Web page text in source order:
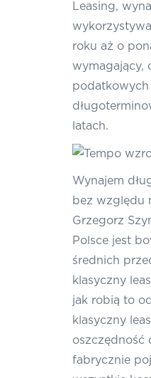
Leasing,
roku aż o
wymagający,
podatkowych
latach.
Wynajem
bez względu
Grzegorz
Polsce jest
średnich
klasyczny
jak robią to
klasyczny
oszczędność
fabrycznie